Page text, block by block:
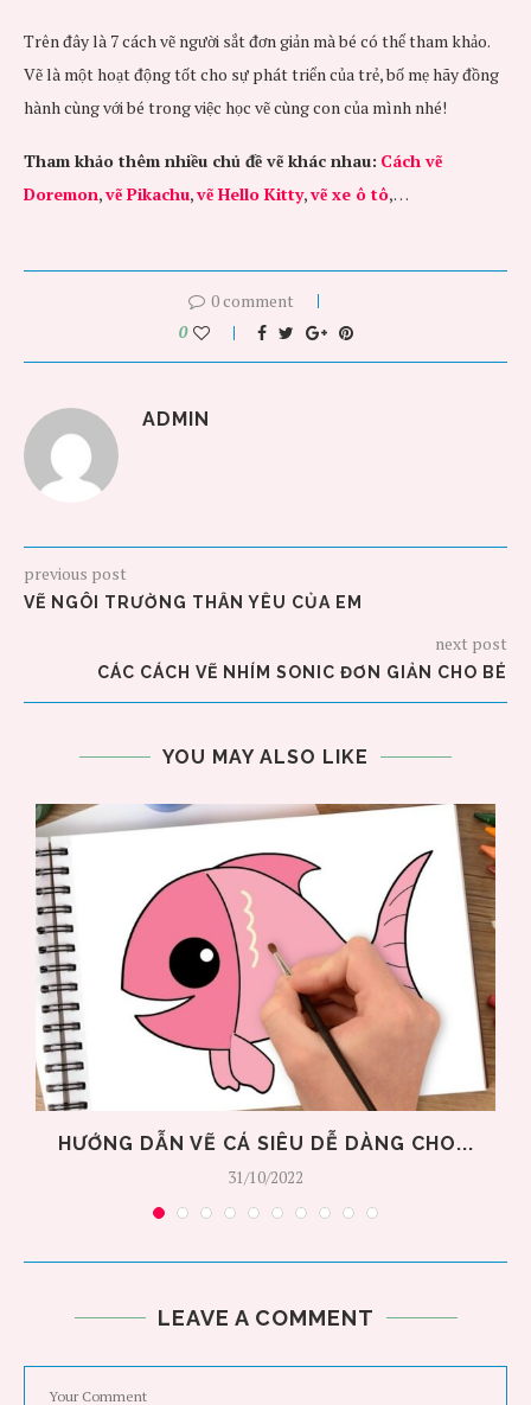
Trên đây là 7 cách vẽ người sắt đơn giản mà bé có thể tham khảo.
Vẽ là một hoạt động tốt cho sự phát triển của trẻ, bố mẹ hãy đồng
hành cùng với bé trong việc học vẽ cùng con của mình nhé!
Tham khảo thêm nhiều chủ đề vẽ khác nhau: Cách vẽ
Doremon,vẽ Pikachu,vẽ Hello Kitty,vẽ xe ô tô,…
0 comment
0
ADMIN
previous post
VẼ NGÔI TRƯỜNG THÂN YÊU CỦA EM
next post
CÁC CÁCH VẼ NHÍM SONIC ĐƠN GIẢN CHO BÉ
YOU MAY ALSO LIKE
HƯỚNG DẪN VẼ CÁ SIÊU DỄ DÀNG CHO...
31/10/2022
LEAVE A COMMENT